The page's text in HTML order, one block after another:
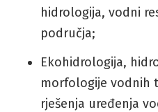
hidrologija, vodni
područja;
Ekohidrologija,
morfologije vodnih
rješenja uređenja